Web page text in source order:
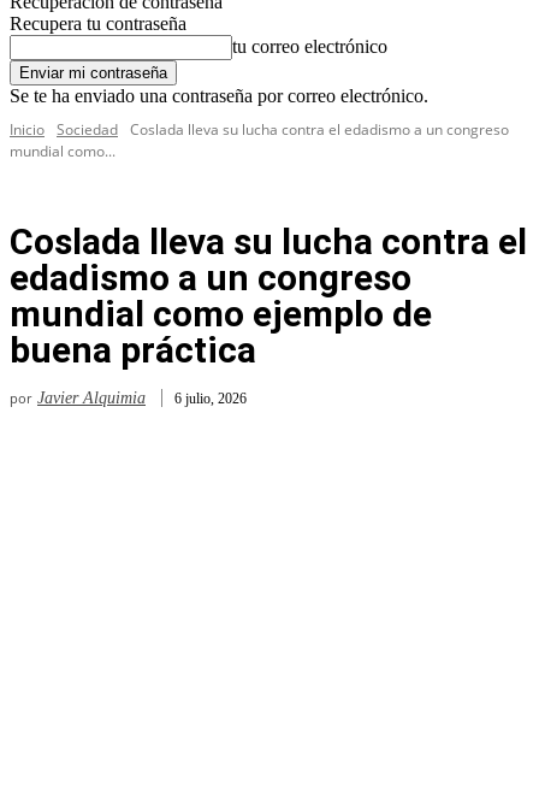
Recupera tu contraseña
tu correo electrónico
Se te ha enviado una contraseña por correo electrónico.
Inicio Sociedad Coslada lleva su lucha contra el edadismo a un congreso
mundial como...
Coslada lleva su lucha contra el
edadismo a un congreso
mundial como ejemplo de
buena práctica
por Javier Alquimia 6 julio, 2026